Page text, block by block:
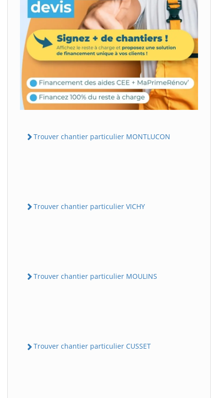
Trouver chantier particulier MONTLUCON
Trouver chantier particulier VICHY
Trouver chantier particulier MOULINS
Trouver chantier particulier CUSSET